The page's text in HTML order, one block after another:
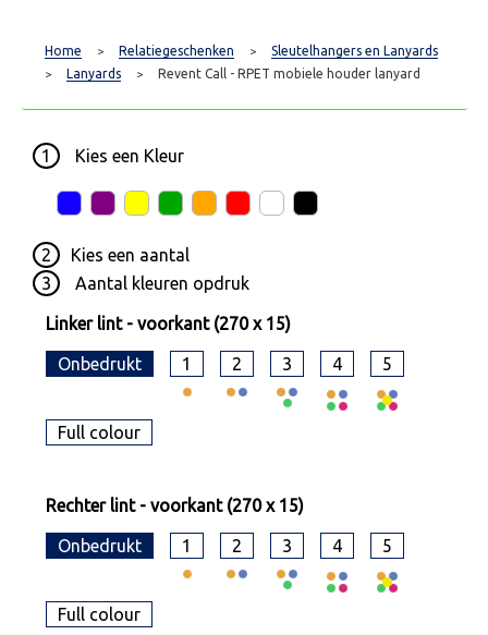
Home > Relatiegeschenken > Sleutelhangers en Lanyards
> Lanyards > Revent Call - RPET mobiele houder lanyard
1 Kies een Kleur
2 Kies een aantal
3
Aantal kleuren opdruk
Linker lint - voorkant (270 x 15)
Onbedrukt 1 2 3 4 5
Full colour
Rechter lint - voorkant (270 x 15)
Onbedrukt 1 2 3 4 5
Full colour